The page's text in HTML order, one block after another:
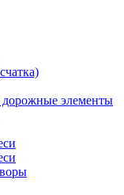
элементы